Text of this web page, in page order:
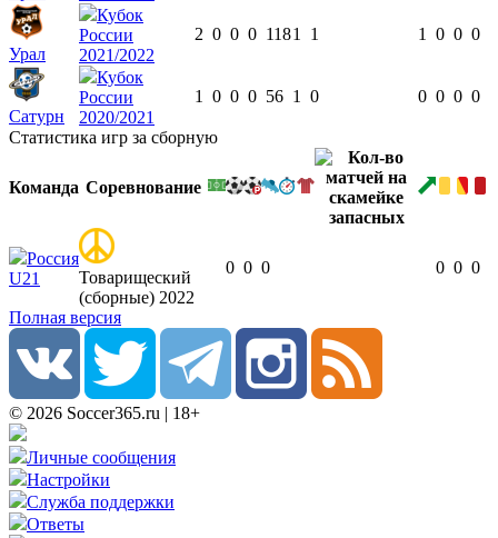
Урал
Кубок
России
2021/2022
2 0 0 0 1181 1 1 0 0 0
Сатурн
Кубок
России
2020/2021
1 0 0 0 56 1 0 0 0 0 0
Статистика игр за сборную
Команда Соревнование
Россия
U21
Товарищеский
(сборные) 2022
0 0 0 0 0 0
Полная версия
© 2026 Soccer365.ru | 18+
Личные сообщения
Настройки
Служба поддержки
Ответы